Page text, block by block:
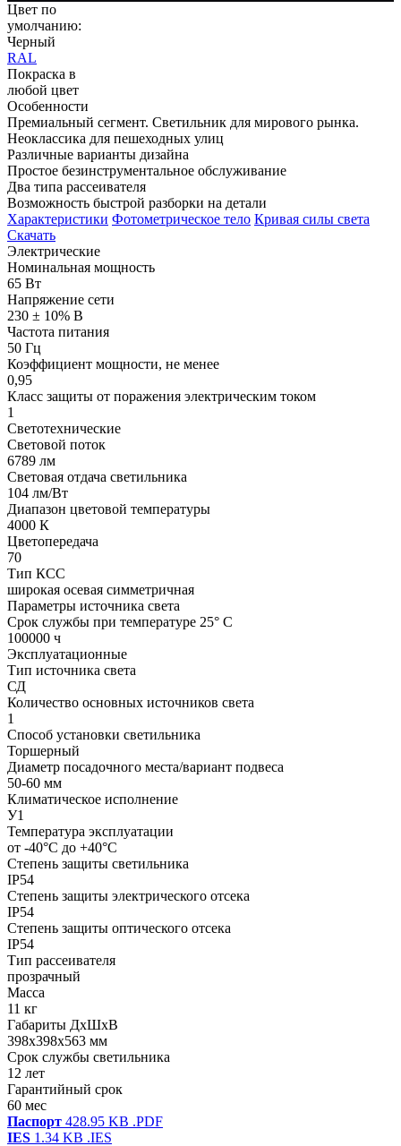
Цвет по
умолчанию:
Черный
RAL
Покраска в
любой цвет
Особенности
Премиальный сегмент. Светильник для мирового рынка.
Неоклассика для пешеходных улиц
Различные варианты дизайна
Простое безинструментальное обслуживание
Два типа рассеивателя
Возможность быстрой разборки на детали
Характеристики Фотометрическое тело Кривая силы света
Скачать
Электрические
Номинальная мощность
65 Вт
Напряжение сети
230 ± 10% В
Частота питания
50 Гц
Коэффициент мощности, не менее
0,95
Класс защиты от поражения электрическим током
1
Светотехнические
Световой поток
6789 лм
Световая отдача светильника
104 лм/Вт
Диапазон цветовой температуры
4000 К
Цветопередача
70
Тип КСС
широкая осевая симметричная
Параметры источника света
Срок службы при температуре 25° С
100000 ч
Эксплуатационные
Тип источника света
СД
Количество основных источников света
1
Способ установки светильника
Торшерный
Диаметр посадочного места/вариант подвеса
50-60 мм
Климатическое исполнение
У1
Температура эксплуатации
от -40°С до +40°С
Степень защиты светильника
IP54
Степень защиты электрического отсека
IP54
Степень защиты оптического отсека
IP54
Тип рассеивателя
прозрачный
Масса
11 кг
Габариты ДхШхВ
398x398x563 мм
Срок службы светильника
12 лет
Гарантийный срок
60 мес
Паспорт 428.95 KB .PDF
IES 1.34 KB .IES